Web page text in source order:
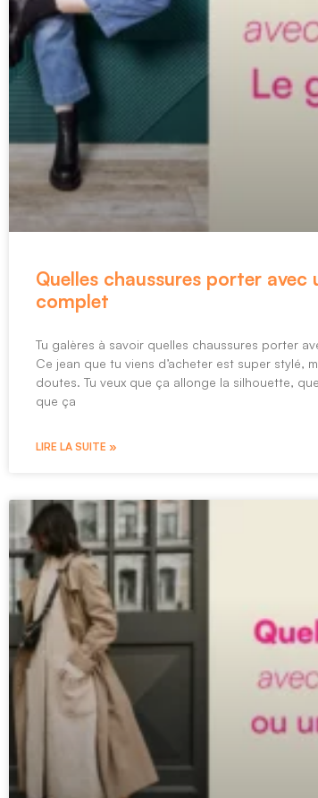
Quelles chaussures porter avec
complet
Tu galères à savoir quelles chaussures porter
Ce jean que tu viens d’acheter est super stylé,
doutes. Tu veux que ça allonge la silhouette,
que ça
LIRE LA SUITE »